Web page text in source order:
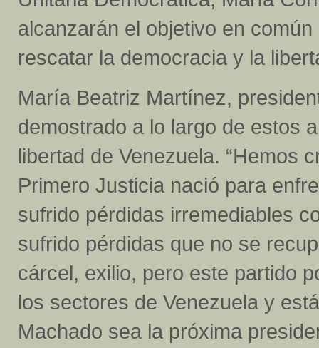
alcanzarán el objetivo en
rescatar la democracia y la
María Beatriz Martínez,
demostrado a lo largo de estos
libertad de Venezuela. “Hemos
Primero Justicia nació para
sufrido pérdidas irremediables
sufrido pérdidas que no se
cárcel, exilio, pero este partido
los sectores de Venezuela y
Machado sea la próxima